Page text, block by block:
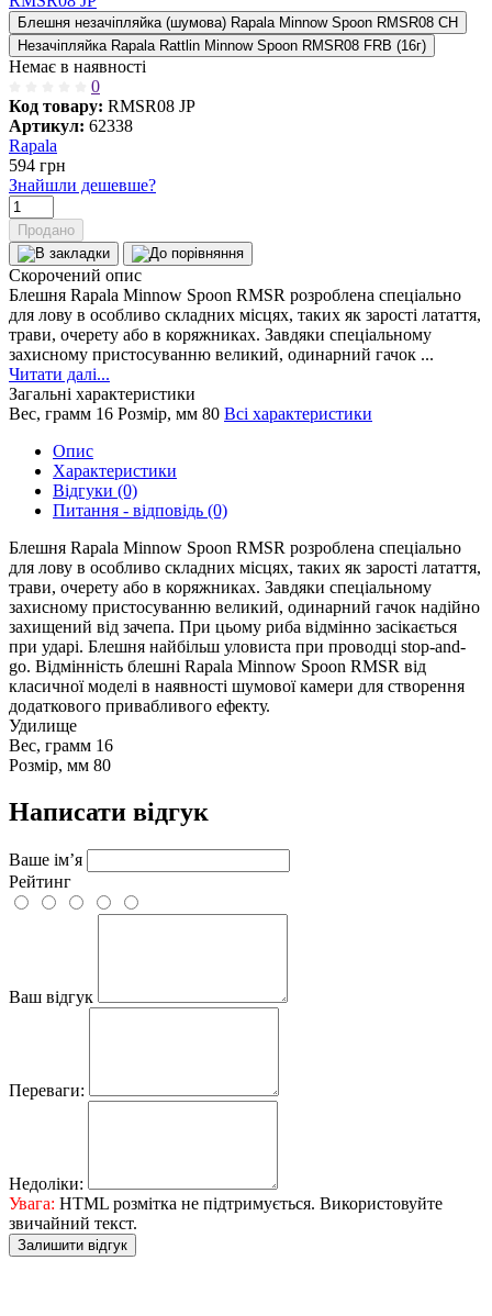
Блешня незачіпляйка (шумова) Rapala Minnow Spoon RMSR08 CH
Незачіпляйка Rapala Rattlin Minnow Spoon RMSR08 FRB (16г)
Немає в наявності
0
Код товару: RMSR08 JP
Артикул: 62338
Rapala
594 грн
Знайшли дешевше?
Продано
Скорочений опис
Блешня Rapala Minnow Spoon RMSR розроблена спеціально
для лову в особливо складних місцях, таких як зарості латаття,
трави, очерету або в коряжниках. Завдяки спеціальному
захисному пристосуванню великий, одинарний гачок ...
Читати далі...
Загальні характеристики
Вес, грамм 16 Розмір, мм 80 Всі характеристики
Опис
Характеристики
Відгуки (0)
Питання - відповідь (0)
Блешня Rapala Minnow Spoon RMSR розроблена спеціально
для лову в особливо складних місцях, таких як зарості латаття,
трави, очерету або в коряжниках. Завдяки спеціальному
захисному пристосуванню великий, одинарний гачок надійно
захищений від зачепа. При цьому риба відмінно засікається
при ударі. Блешня найбільш уловиста при проводці stop-and-
go. Відмінність блешні Rapala Minnow Spoon RMSR від
класичної моделі в наявності шумової камери для створення
додаткового привабливого ефекту.
Удилище
Вес, грамм 16
Розмір, мм 80
Написати відгук
Ваше ім’я
Рейтинг
Ваш відгук
Переваги:
Недоліки:
Увага: HTML розмітка не підтримується. Використовуйте
звичайний текст.
Залишити відгук